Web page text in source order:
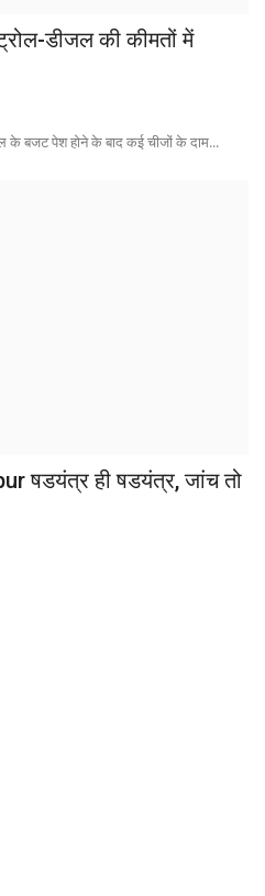
डीजल की कीमतों में
के बजट पेश होने के बाद कई चीजों के दाम...
षडयंत्र ही षडयंत्र, जांच तो